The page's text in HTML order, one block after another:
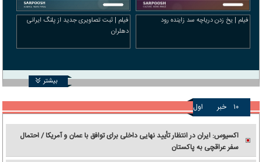
فیلم | یخ زدن دریاچه سد زاینده‌ رود
فیلم | ثبت تصاویری جدید از پلنگ ایرانی
دهلران
بیشتر
۱۰ خبر اول
اکسیوس: ایران در انتظار تأیید نهایی داخلی برای توافق با عمان و آمریکا / احتمال
سفر عراقچی به پاکستان